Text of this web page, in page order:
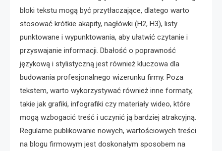
bloki tekstu mogą być przytłaczające, dlatego warto
stosować krótkie akapity, nagłówki (H2, H3), listy
punktowane i wypunktowania, aby ułatwić czytanie i
przyswajanie informacji. Dbałość o poprawność
językową i stylistyczną jest również kluczowa dla
budowania profesjonalnego wizerunku firmy. Poza
tekstem, warto wykorzystywać również inne formaty,
takie jak grafiki, infografiki czy materiały wideo, które
mogą wzbogacić treść i uczynić ją bardziej atrakcyjną.
Regularne publikowanie nowych, wartościowych treści
na blogu firmowym jest doskonałym sposobem na